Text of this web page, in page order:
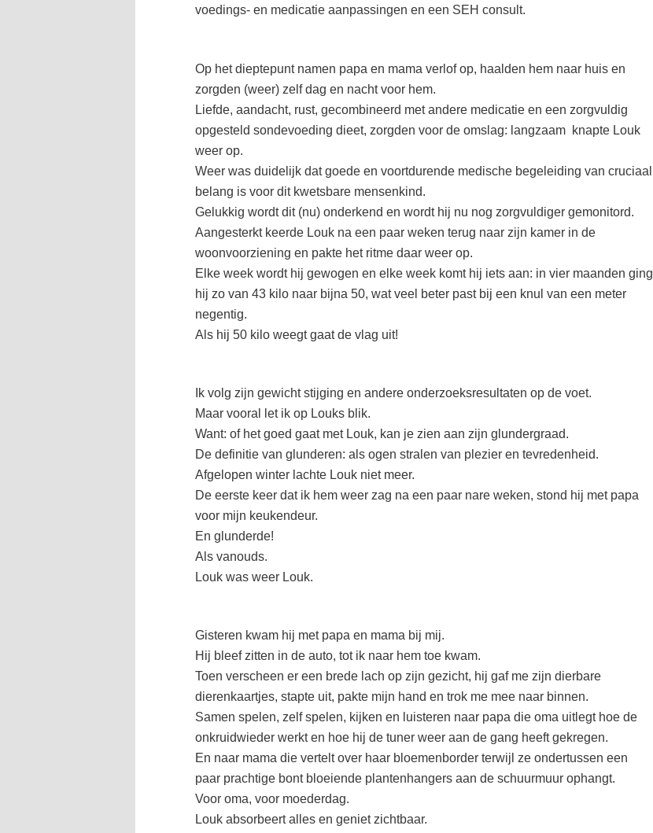
voedings- en medicatie aanpassingen en een SEH consult.
Op het dieptepunt namen papa en mama verlof op, haalden hem naar huis en
zorgden (weer) zelf dag en nacht voor hem.
Liefde, aandacht, rust, gecombineerd met andere medicatie en een zorgvuldig
opgesteld sondevoeding dieet, zorgden voor de omslag: langzaam knapte Louk
weer op.
Weer was duidelijk dat goede en voortdurende medische begeleiding van cruciaal
belang is voor dit kwetsbare mensenkind.
Gelukkig wordt dit (nu) onderkend en wordt hij nu nog zorgvuldiger gemonitord.
Aangesterkt keerde Louk na een paar weken terug naar zijn kamer in de
woonvoorziening en pakte het ritme daar weer op.
Elke week wordt hij gewogen en elke week komt hij iets aan: in vier maanden ging
hij zo van 43 kilo naar bijna 50, wat veel beter past bij een knul van een meter
negentig.
Als hij 50 kilo weegt gaat de vlag uit!
Ik volg zijn gewicht stijging en andere onderzoeksresultaten op de voet.
Maar vooral let ik op Louks blik.
Want: of het goed gaat met Louk, kan je zien aan zijn glundergraad.
De definitie van glunderen: als ogen stralen van plezier en tevredenheid.
Afgelopen winter lachte Louk niet meer.
De eerste keer dat ik hem weer zag na een paar nare weken, stond hij met papa
voor mijn keukendeur.
En glunderde!
Als vanouds.
Louk was weer Louk.
Gisteren kwam hij met papa en mama bij mij.
Hij bleef zitten in de auto, tot ik naar hem toe kwam.
Toen verscheen er een brede lach op zijn gezicht, hij gaf me zijn dierbare
dierenkaartjes, stapte uit, pakte mijn hand en trok me mee naar binnen.
Samen spelen, zelf spelen, kijken en luisteren naar papa die oma uitlegt hoe de
onkruidwieder werkt en hoe hij de tuner weer aan de gang heeft gekregen.
En naar mama die vertelt over haar bloemenborder terwijl ze ondertussen een
paar prachtige bont bloeiende plantenhangers aan de schuurmuur ophangt.
Voor oma, voor moederdag.
Louk absorbeert alles en geniet zichtbaar.